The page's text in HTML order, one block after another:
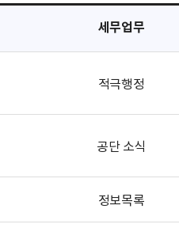
세무업무
적극행정
공단 소식
정보목록